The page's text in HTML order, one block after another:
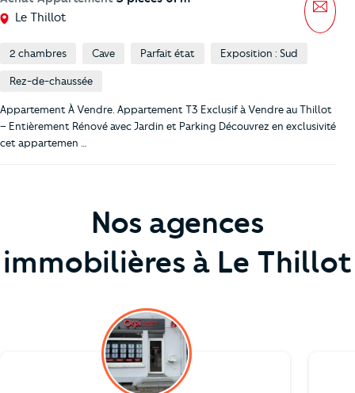
Le Thillot
2 chambres Cave Parfait état Exposition : Sud
Rez-de-chaussée
Appartement À Vendre. Appartement T3 Exclusif à Vendre au Thillot
– Entièrement Rénové avec Jardin et Parking Découvrez en exclusivité
cet appartemen …
Nos agences
immobilières à Le Thillot